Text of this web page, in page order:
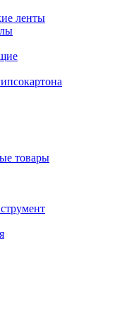
ленты
товары